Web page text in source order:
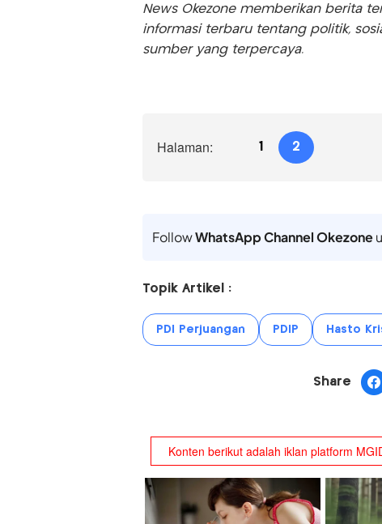
News Okezone memberikan berita
informasi terbaru tentang politik,
sumber yang terpercaya.
Halaman: 1 2
FollowWhatsApp Channel Okezone
Topik Artikel :
PDI Perjuangan PDIP Hasto
Share